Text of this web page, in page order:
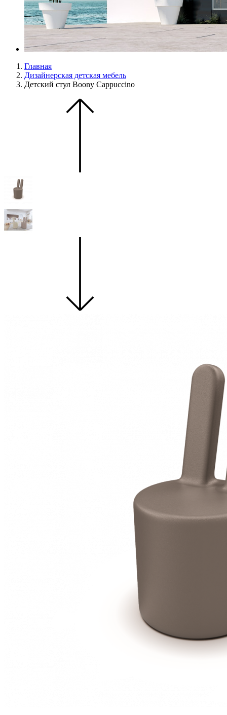
Главная
Дизайнерская детская мебель
Детский стул Boony Cappuccino